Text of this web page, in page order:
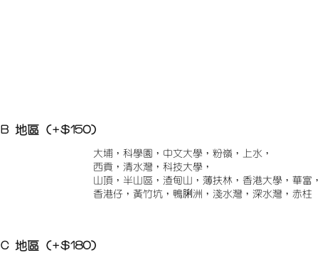
B 地區 (+$150)
大埔，科學園，中文大學，粉嶺，上水，
西貢，清水灣，科技大學，
山頂，半山區，渣甸山，薄扶林，香港大學，華富，
香港仔，黃竹坑，鴨脷洲，淺水灣，深水灣，赤柱
C 地區 (+$180)